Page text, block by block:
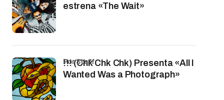
estrena «The Wait»
!!! (Chk Chk Chk) Presenta «All I
Wanted Was a Photograph»
por Staff